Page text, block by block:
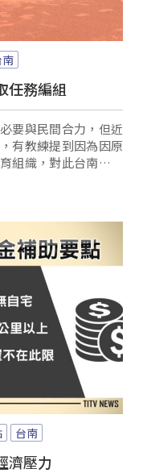
南
任務編組
要與民間合力，但近
有教練提到因為因原
組織，對此台南市多
體育發展任務編組；
台南
濟壓力